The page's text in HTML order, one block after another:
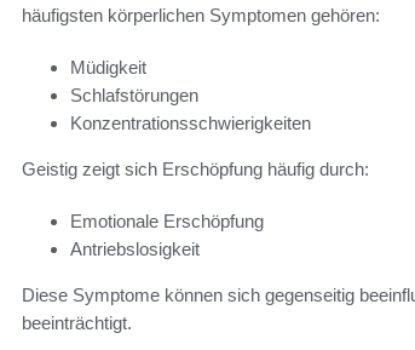
häufigsten körperlichen Symptomen gehören:
Müdigkeit
Schlafstörungen
Konzentrationsschwierigkeiten
Geistig zeigt sich Erschöpfung häufig durch:
Emotionale Erschöpfung
Antriebslosigkeit
Diese Symptome können sich gegenseitig
beeinträchtigt.